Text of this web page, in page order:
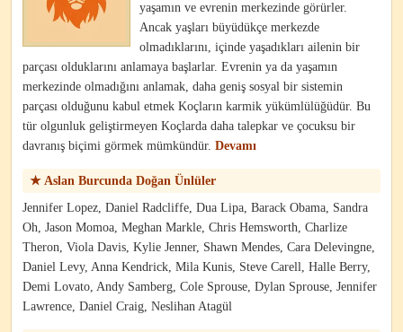
yaşamın ve evrenin merkezinde görürler.
Ancak yaşları büyüdükçe merkezde
olmadıklarını, içinde yaşadıkları ailenin bir
parçası olduklarını anlamaya başlarlar. Evrenin ya da yaşamın
merkezinde olmadığını anlamak, daha geniş sosyal bir sistemin
parçası olduğunu kabul etmek Koçların karmik yükümlülüğüdür. Bu
tür olgunluk geliştirmeyen Koçlarda daha talepkar ve çocuksu bir
davranış biçimi görmek mümkündür. Devamı
★ Aslan Burcunda Doğan Ünlüler
Jennifer Lopez, Daniel Radcliffe, Dua Lipa, Barack Obama, Sandra
Oh, Jason Momoa, Meghan Markle, Chris Hemsworth, Charlize
Theron, Viola Davis, Kylie Jenner, Shawn Mendes, Cara Delevingne,
Daniel Levy, Anna Kendrick, Mila Kunis, Steve Carell, Halle Berry,
Demi Lovato, Andy Samberg, Cole Sprouse, Dylan Sprouse, Jennifer
Lawrence, Daniel Craig, Neslihan Atagül